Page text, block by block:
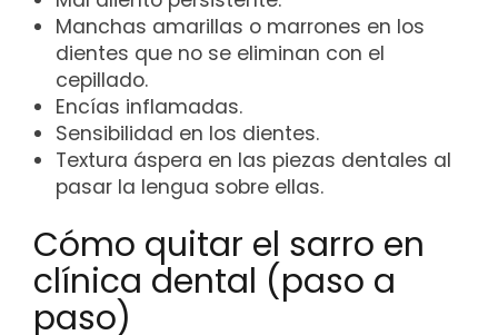
Manchas amarillas o marrones en los
dientes que no se eliminan con el
cepillado.
Encías inflamadas.
Sensibilidad en los dientes.
Textura áspera en las piezas dentales al
pasar la lengua sobre ellas.
Cómo quitar el sarro en
clínica dental (paso a
paso)